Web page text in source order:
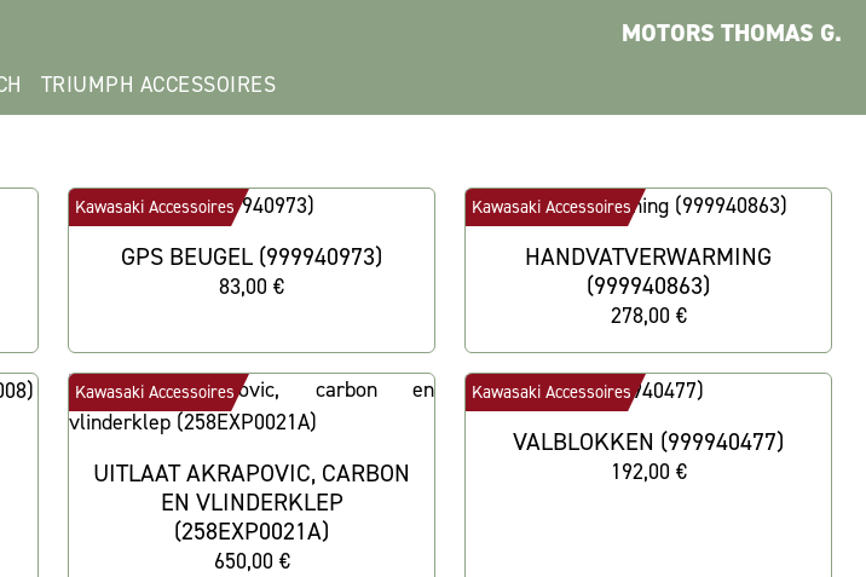
MOTORS THOMAS G.
TRIUMPH ACCESSOIRES
Kawasaki Accessoires
GPS BEUGEL (999940973)
83,00 €
Kawasaki Accessoires
HANDVATVERWARMING
(999940863)
278,00 €
Kawasaki Accessoires
UITLAAT AKRAPOVIC, CARBON
EN VLINDERKLEP
(258EXP0021A)
650,00 €
Kawasaki Accessoires
VALBLOKKEN (999940477)
192,00 €